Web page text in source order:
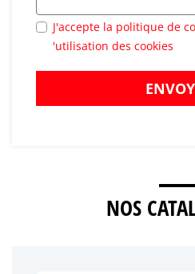
J'accepte la politique de
'utilisation des cookies
NOS